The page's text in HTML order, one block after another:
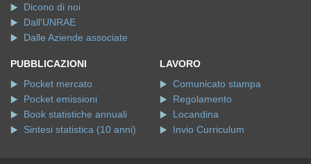
Dicono di noi
Dall'UNRAE
Dalle Aziende associate
PUBBLICAZIONI
Pocket mercato
Pocket emissioni
Book statistiche annuali
Sintesi statistica (10 anni)
LAVORO
Comunicato stampa
Regolamento
Locandina
Invio Curriculum